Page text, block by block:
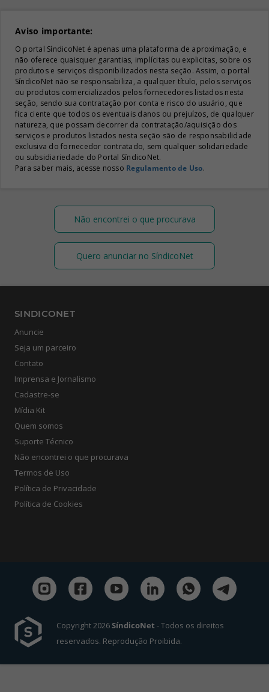
Aviso importante:
O portal SíndicoNet é apenas uma plataforma de aproximação, e
não oferece quaisquer garantias, implícitas ou explicitas, sobre os
produtos e serviços disponibilizados nesta seção. Assim, o portal
SíndicoNet não se responsabiliza, a qualquer título, pelos serviços
ou produtos comercializados pelos fornecedores listados nesta
seção, sendo sua contratação por conta e risco do usuário, que
fica ciente que todos os eventuais danos ou prejuízos, de qualquer
natureza, que possam decorrer da contratação/aquisição dos
serviços e produtos listados nesta seção são de responsabilidade
exclusiva do fornecedor contratado, sem qualquer solidariedade
ou subsidiariedade do Portal SíndicoNet.
Para saber mais, acesse nosso Regulamento de Uso.
Não encontrei o que procurava
Quero anunciar no SíndicoNet
SINDICONET
Anuncie
Seja um parceiro
Contato
Imprensa e Jornalismo
Cadastre-se
Mídia Kit
Quem somos
Suporte Técnico
Não encontrei o que procurava
Termos de Uso
Política de Privacidade
Política de Cookies
Copyright 2026SíndicoNet - Todos os direitos
reservados. Reprodução Proibida.